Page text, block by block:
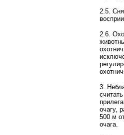
2.5.
2.6.
3.
очагу,
500 м
очага.